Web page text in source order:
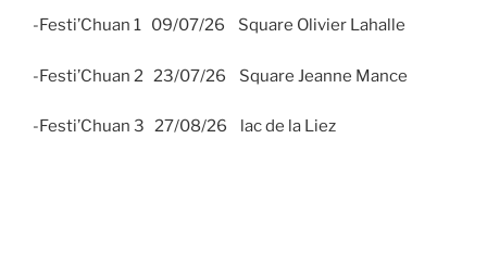
-Festi’Chuan 1 09/07/26 Square Olivier Lahalle
-Festi’Chuan 2 23/07/26 Square Jeanne Mance
-Festi’Chuan 3 27/08/26 lac de la Liez